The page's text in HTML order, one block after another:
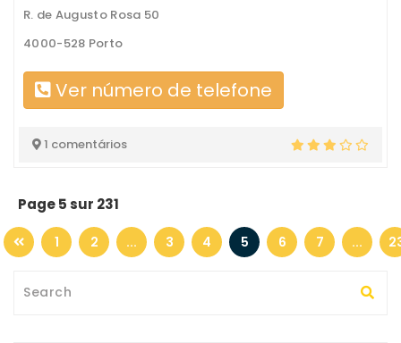
R. de Augusto Rosa 50
4000-528 Porto
Ver número de telefone
1 comentários
Page 5 sur 231
1 2 ... 3 4 5 6 7 ...